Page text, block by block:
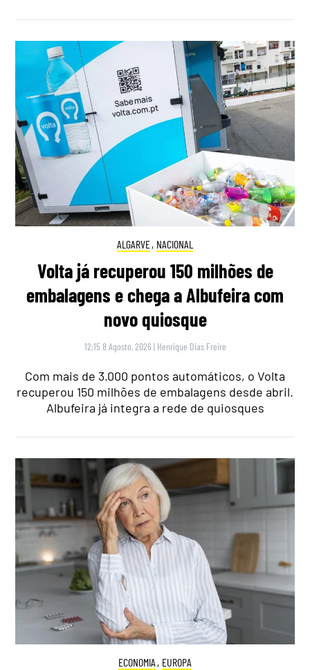
ALGARVE, NACIONAL
Volta já recuperou 150 milhões de
embalagens e chega a Albufeira com
novo quiosque
12:15 8 Agosto, 2026 | Henrique Dias Freire
Com mais de 3.000 pontos automáticos, o Volta
recuperou 150 milhões de embalagens desde abril.
Albufeira já integra a rede de quiosques
ECONOMIA , EUROPA